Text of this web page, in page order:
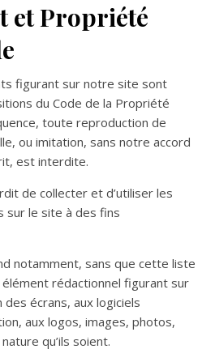
et Propriété
figurant sur notre site sont
du Code de la Propriété
toute reproduction de
ou imitation, sans notre accord
est interdite.
de collecter et d’utiliser les
sur le site à des fins
notamment, sans que cette liste
rédactionnel figurant sur
écrans, aux logiciels
aux logos, images, photos,
qu’ils soient.